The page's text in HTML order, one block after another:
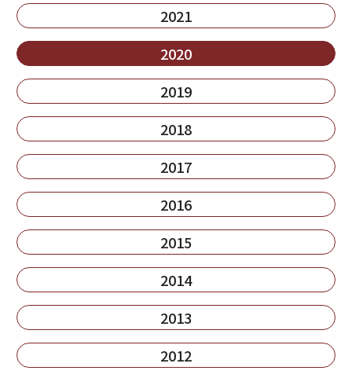
2021
2020
2019
2018
2017
2016
2015
2014
2013
2012